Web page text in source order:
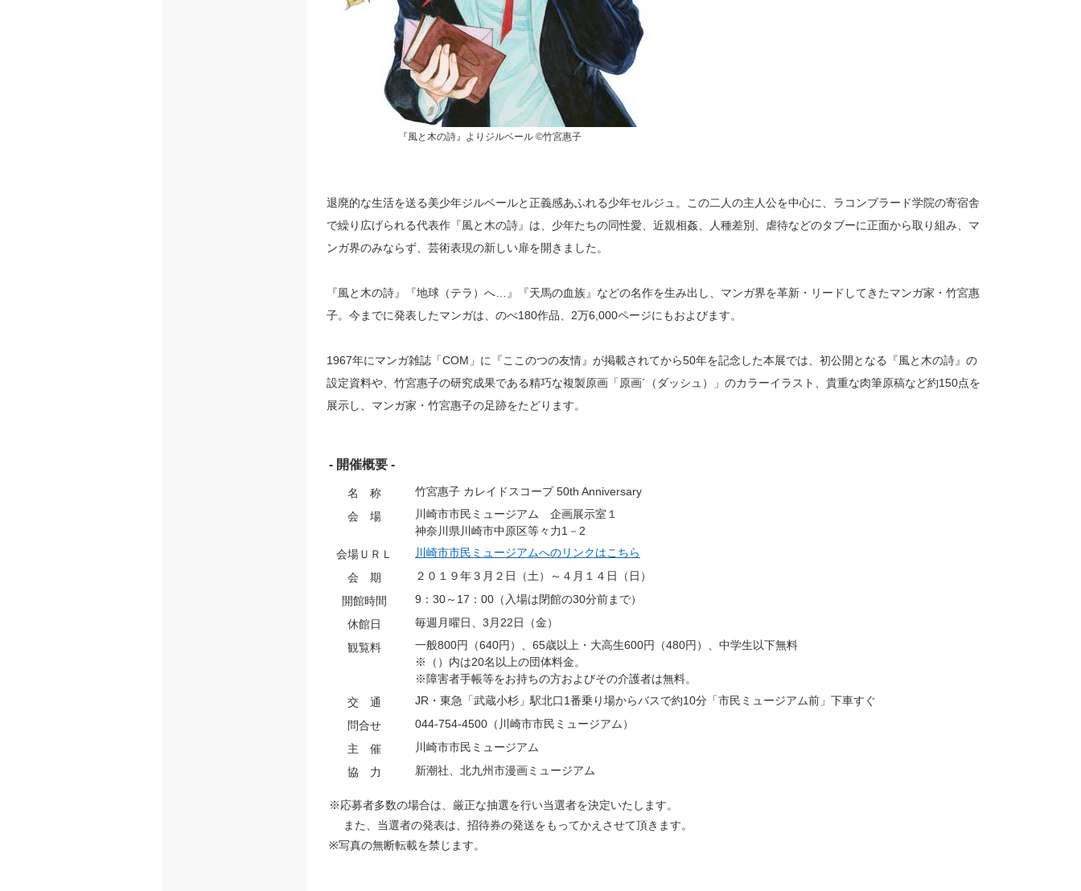
『風と木の詩』よりジルベール ©竹宮惠子
退廃的な生活を送る美少年ジルベールと正義感あふれる少年セルジュ。この二人の主人公を中心に、ラコンブラード学院の寄宿舎
で繰り広げられる代表作『風と木の詩』は、少年たちの同性愛、近親相姦、人種差別、虐待などのタブーに正面から取り組み、マ
ンガ界のみならず、芸術表現の新しい扉を開きました。
『風と木の詩』『地球（テラ）へ…』『天馬の血族』などの名作を生み出し、マンガ界を革新・リードしてきたマンガ家・竹宮惠
子。今までに発表したマンガは、のべ180作品、2万6,000ページにもおよびます。
1967年にマンガ雑誌「COM」に『ここのつの友情』が掲載されてから50年を記念した本展では、初公開となる『風と木の詩』の
設定資料や、竹宮惠子の研究成果である精巧な複製原画「原画´（ダッシュ）」のカラーイラスト、貴重な肉筆原稿など約150点を
展示し、マンガ家・竹宮惠子の足跡をたどります。
- 開催概要 -
名 称
竹宮惠子 カレイドスコープ 50th Anniversary
会 場
川崎市市民ミュージアム 企画展示室１
神奈川県川崎市中原区等々力1－2
会場ＵＲＬ
川崎市市民ミュージアムへのリンクはこちら
会 期
２０１９年３月２日（土）～４月１４日（日）
開館時間
9：30～17：00（入場は閉館の30分前まで）
休館日
毎週月曜日、3月22日（金）
観覧料
一般800円（640円）、65歳以上・大高生600円（480円）、中学生以下無料
※（）内は20名以上の団体料金。
※障害者手帳等をお持ちの方およびその介護者は無料。
交 通
JR・東急「武蔵小杉」駅北口1番乗り場からバスで約10分「市民ミュージアム前」下車すぐ
問合せ
044-754-4500（川崎市市民ミュージアム）
主 催
川崎市市民ミュージアム
協 力
新潮社、北九州市漫画ミュージアム
※応募者多数の場合は、厳正な抽選を行い当選者を決定いたします。
また、当選者の発表は、招待券の発送をもってかえさせて頂きます。
※写真の無断転載を禁じます。